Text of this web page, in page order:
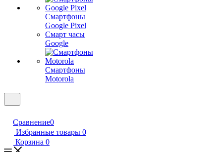
Смартфоны
Google Pixel
Смарт часы
Google
Смартфоны
Motorola
Сравнение0
Избранные товары 0
Корзина 0